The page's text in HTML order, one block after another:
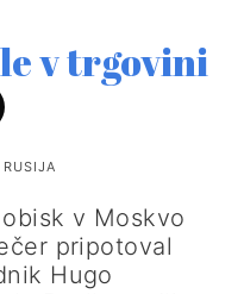
v trgovini
v Moskvo
pripotoval
Hugo